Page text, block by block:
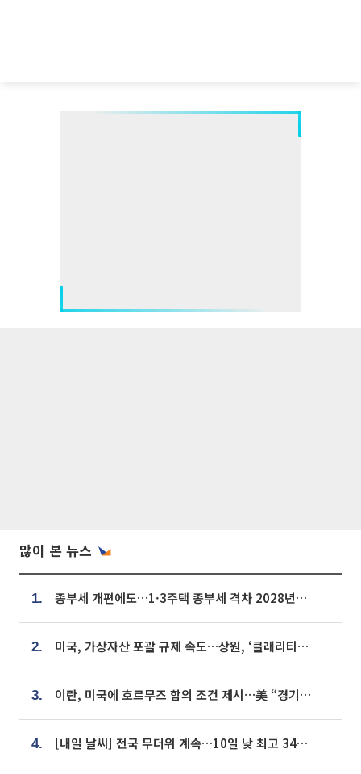
많이 본 뉴스
1. 종부세 개편에도…1·3주택 종부세 격차 2028년부터 확대
2. 미국, 가상자산 포괄 규제 속도…상원, ‘클래리티법’ 9월 절차투표 추진
3. 이란, 미국에 호르무즈 합의 조건 제시…美 “경기 아직 안 끝나” [종합]
4. [내일 날씨] 전국 무더위 계속…10일 낮 최고 34도 육박